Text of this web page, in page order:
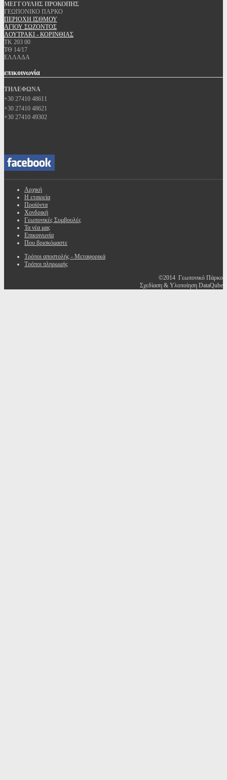
ΜΕΓΓΟΥΛΗΣ ΠΡΟΚΟΠΗΣ
ΓΕΩΠΟΝΙΚΟ ΠΑΡΚΟ
ΠΕΡΙΟΧΗ ΙΣΘΜΟΥ
ΑΓΙΟΥ ΣΩΖΟΝΤΟΣ
ΛΟΥΤΡΑΚΙ - ΚΟΡΙΝΘΙΑΣ
ΤΚ 203 00
ΤΘ 14/17
ΕΛΛΑΔΑ
επικοινωνία
ΤΗΛΕΦΩΝΑ
+30 27410 48611
+30 27410 48621
+30 27410 49302
Αρχική
Η εταιρεία
Προϊόντα
Χονδρική
Γεωπονικές Συμβουλές
Τα νέα μας
Επικοινωνία
Που βρισκόμαστε
Τρόποι αποστολής - Μεταφορικά
Τρόποι πληρωμής
©2014 Γεωπονικό Πάρκο
Σχεδίαση & Υλοποίηση DataQube